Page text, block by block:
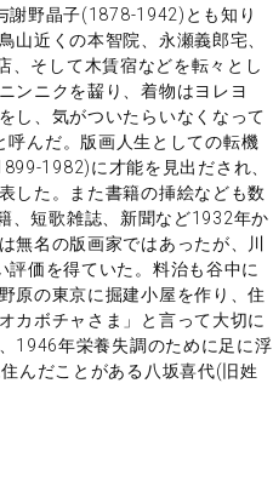
野晶子(1878-1942)とも知り
山近くの本智院、永瀬義郎宅、
そして木賃宿などを転々とし
ンニクを齧り、着物はヨレヨ
し、気がついたらいなくなって
んだ。版画人生としての転機
1982)に才能を見出だされ、
した。また書籍の挿絵なども数
、短歌雑誌、新聞など1932年か
無名の版画家ではあったが、川
価を得ていた。料治も谷中に
原の東京に掘建小屋を作り、住
カボチャさま」と言って大切に
1946年栄養失調のために足に浮
んだことがある八坂喜代(旧姓